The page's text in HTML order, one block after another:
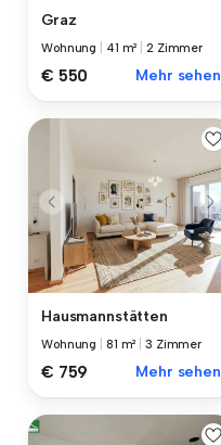
Graz
Wohnung 41 m² |2 Zimmer
€ 550 Mehr sehen
Hausmannstätten
Wohnung 81 m² |3 Zimmer
€ 759 Mehr sehen